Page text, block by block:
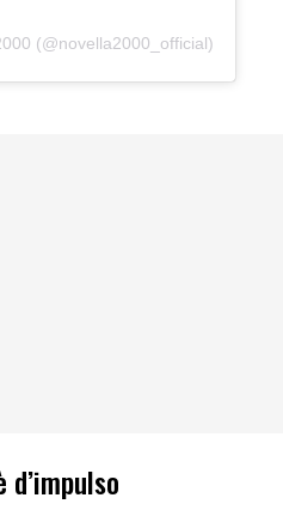
(@novella2000_official)